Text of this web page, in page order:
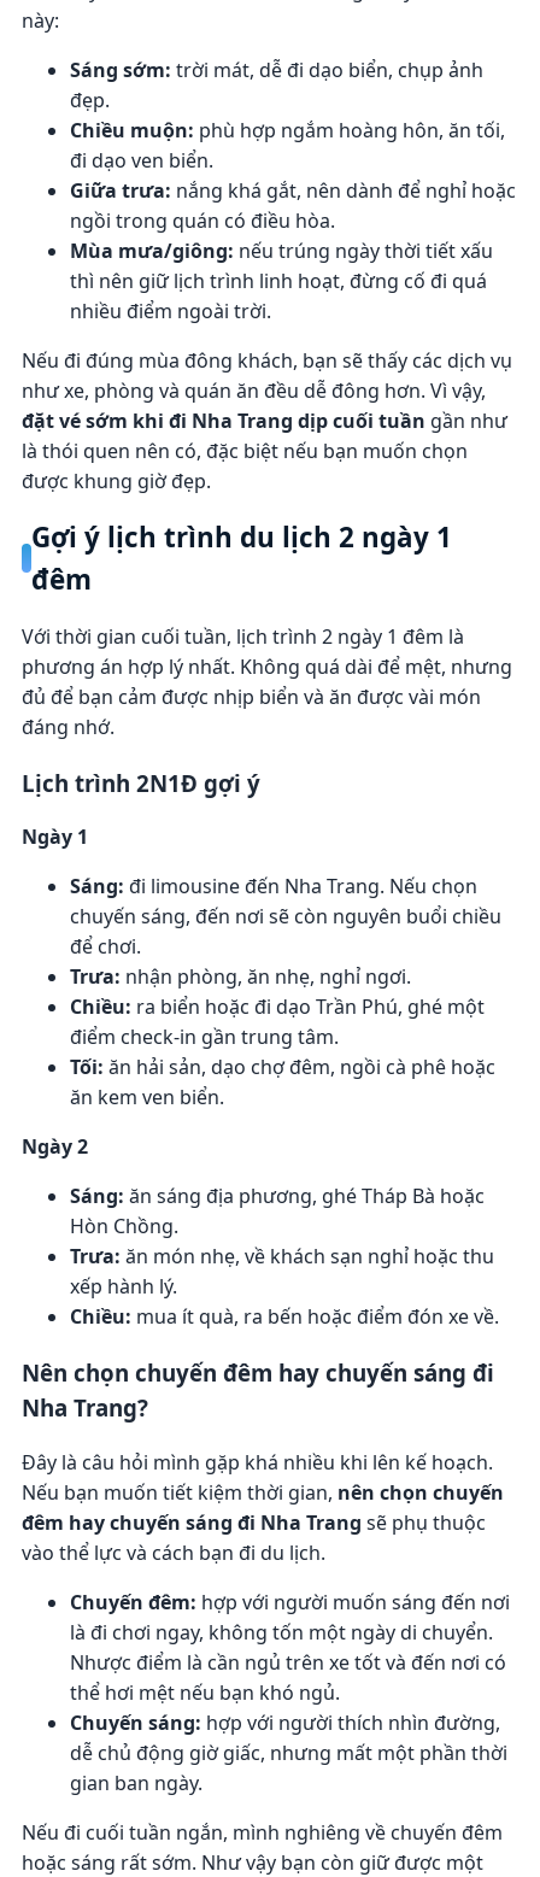
này:
Sáng sớm: trời mát, dễ đi dạo biển, chụp ảnh
đẹp.
Chiều muộn: phù hợp ngắm hoàng hôn, ăn tối,
đi dạo ven biển.
Giữa trưa: nắng khá gắt, nên dành để nghỉ hoặc
ngồi trong quán có điều hòa.
Mùa mưa/giông: nếu trúng ngày thời tiết xấu
thì nên giữ lịch trình linh hoạt, đừng cố đi quá
nhiều điểm ngoài trời.
Nếu đi đúng mùa đông khách, bạn sẽ thấy các dịch vụ
như xe, phòng và quán ăn đều dễ đông hơn. Vì vậy,
đặt vé sớm khi đi Nha Trang dịp cuối tuần gần như
là thói quen nên có, đặc biệt nếu bạn muốn chọn
được khung giờ đẹp.
Gợi ý lịch trình du lịch 2 ngày 1
đêm
Với thời gian cuối tuần, lịch trình 2 ngày 1 đêm là
phương án hợp lý nhất. Không quá dài để mệt, nhưng
đủ để bạn cảm được nhịp biển và ăn được vài món
đáng nhớ.
Lịch trình 2N1Đ gợi ý
Ngày 1
Sáng: đi limousine đến Nha Trang. Nếu chọn
chuyến sáng, đến nơi sẽ còn nguyên buổi chiều
để chơi.
Trưa: nhận phòng, ăn nhẹ, nghỉ ngơi.
Chiều: ra biển hoặc đi dạo Trần Phú, ghé một
điểm check-in gần trung tâm.
Tối: ăn hải sản, dạo chợ đêm, ngồi cà phê hoặc
ăn kem ven biển.
Ngày 2
Sáng: ăn sáng địa phương, ghé Tháp Bà hoặc
Hòn Chồng.
Trưa: ăn món nhẹ, về khách sạn nghỉ hoặc thu
xếp hành lý.
Chiều: mua ít quà, ra bến hoặc điểm đón xe về.
Nên chọn chuyến đêm hay chuyến sáng đi
Nha Trang?
Đây là câu hỏi mình gặp khá nhiều khi lên kế hoạch.
Nếu bạn muốn tiết kiệm thời gian, nên chọn chuyến
đêm hay chuyến sáng đi Nha Trang sẽ phụ thuộc
vào thể lực và cách bạn đi du lịch.
Chuyến đêm: hợp với người muốn sáng đến nơi
là đi chơi ngay, không tốn một ngày di chuyển.
Nhược điểm là cần ngủ trên xe tốt và đến nơi có
thể hơi mệt nếu bạn khó ngủ.
Chuyến sáng: hợp với người thích nhìn đường,
dễ chủ động giờ giấc, nhưng mất một phần thời
gian ban ngày.
Nếu đi cuối tuần ngắn, mình nghiêng về chuyến đêm
hoặc sáng rất sớm. Như vậy bạn còn giữ được một